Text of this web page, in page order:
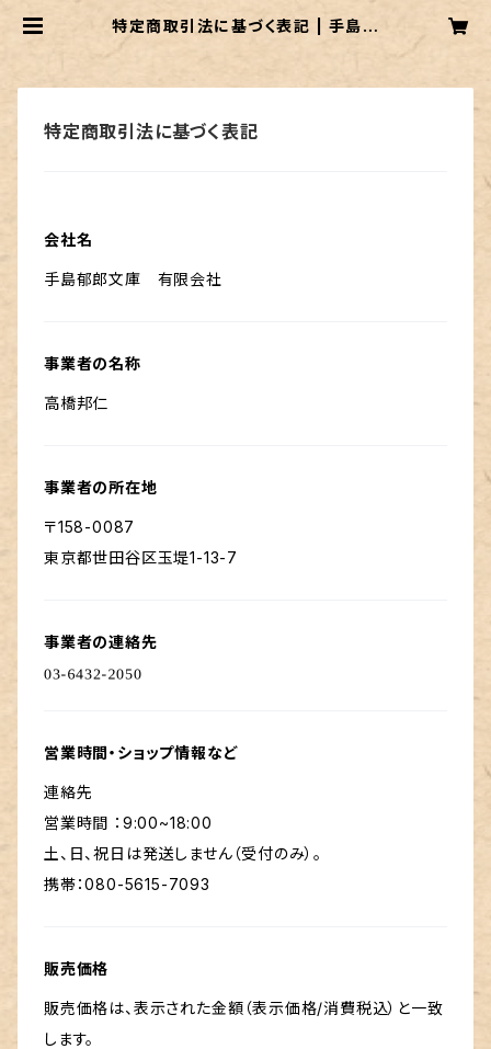
特定商取引法に基づく表記 | 手島郁
特定商取引法に基づく表記
会社名
手島郁郎文庫 有限会社
事業者の名称
高橋邦仁
事業者の所在地
〒158-0087
東京都世田谷区玉堤1-13-7
事業者の連絡先
営業時間・ショップ情報など
連絡先
営業時間 ：9:00~18:00
土、日、祝日は発送しません（受付のみ）。
携帯：080-5615-7093
販売価格
販売価格は、表示された金額（表示価格/消費税込）と一致
します。